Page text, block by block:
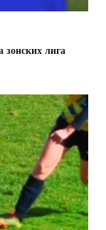
зонских лига